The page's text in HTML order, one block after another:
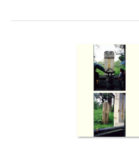
スの生物学者アルフレッド
ある村に生まれた。家は貧し
育は受けられず，少年時代か
い，ロンドンその他の土地で
手伝いをし，やっと生活して
独学で勉強を続け，とくに植
学に興味をもった。やがてレ
中学校で，わずかの時間教え
な職を得た。そのころ図書館